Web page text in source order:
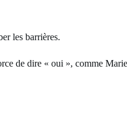
les barrières.
de dire « oui », comme